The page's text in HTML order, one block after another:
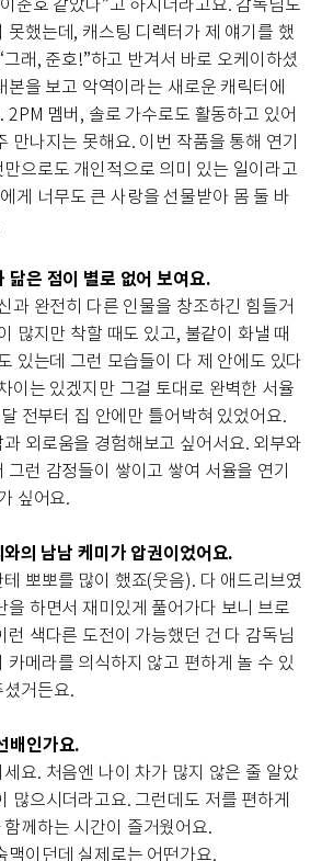
준호 같았다”고 하시더라고요. 감독님도
못했는데, 캐스팅 디렉터가 제 얘기를 했
래, 준호!”하고 반겨서 바로 오케이하셨
본을 보고 악역이라는 새로운 캐릭터에
2PM 멤버, 솔로 가수로도 활동하고 있어
만나지는 못해요. 이번 작품을 통해 연기
으로도 개인적으로 의미 있는 일이라고
게 너무도 큰 사랑을 선물받아 몸 둘 바
닮은 점이 별로 없어 보여요.
과 완전히 다른 인물을 창조하긴 힘들거
많지만 착할 때도 있고, 불같이 화낼 때
있는데 그런 모습들이 다 제 안에도 있다
이는 있겠지만 그걸 토대로 완벽한 서율
전부터 집 안에만 틀어박혀 있었어요.
외로움을 경험해보고 싶어서요. 외부와
그런 감정들이 쌓이고 쌓여 서율을 연기
싶어요.
의 남남 케미가 압권이었어요.
뽀뽀를 많이 했죠(웃음). 다 애드리브였
을 하면서 재미있게 풀어가다 보니 브로
런 색다른 도전이 가능했던 건 다 감독님
카메라를 의식하지 않고 편하게 놀 수 있
거든요.
배인가요.
요. 처음엔 나이 차가 많지 않은 줄 알았
많으시더라고요. 그런데도 저를 편하게
께하는 시간이 즐거웠어요.
맥이던데 실제로는 어떤가요.